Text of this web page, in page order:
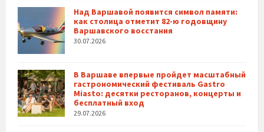
Над Варшавой появится символ памяти:
как столица отметит 82-ю годовщину
Варшавского восстания
30.07.2026
В Варшаве впервые пройдет масштабный
гастрономический фестиваль Gastro
Miasto: десятки ресторанов, концерты и
бесплатный вход
29.07.2026